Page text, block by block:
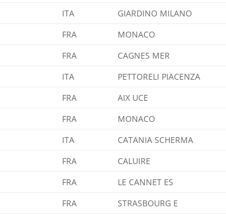
ITA
GIARDINO MILANO
FRA
MONACO
FRA
CAGNES MER
ITA
PETTORELI PIACENZA
FRA
AIX UCE
FRA
MONACO
ITA
CATANIA SCHERMA
FRA
CALUIRE
FRA
LE CANNET ES
FRA
STRASBOURG E